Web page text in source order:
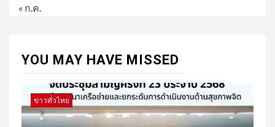
« ก.ค.
YOU MAY HAVE MISSED
ข่าวทั่วไทย